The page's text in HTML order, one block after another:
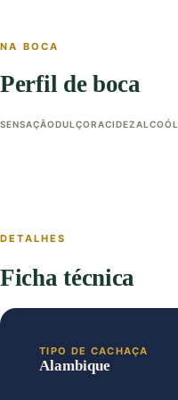
NA BOCA
Perfil de boca
SENSAÇÃODULÇORACIDEZ
DETALHES
Ficha técnica
TIPO DE CACHAÇA
Alambique